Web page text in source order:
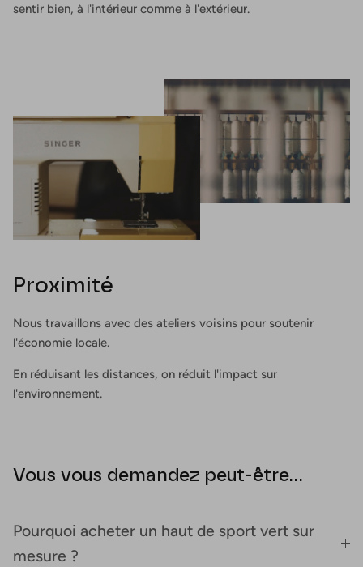
sentir bien, à l'intérieur comme à l'extérieur.
Proximité
Nous travaillons avec des ateliers voisins pour soutenir
l'économie locale.
En réduisant les distances, on réduit l'impact sur
l'environnement.
Vous vous demandez peut-être...
Pourquoi acheter un haut de sport vert sur
mesure ?